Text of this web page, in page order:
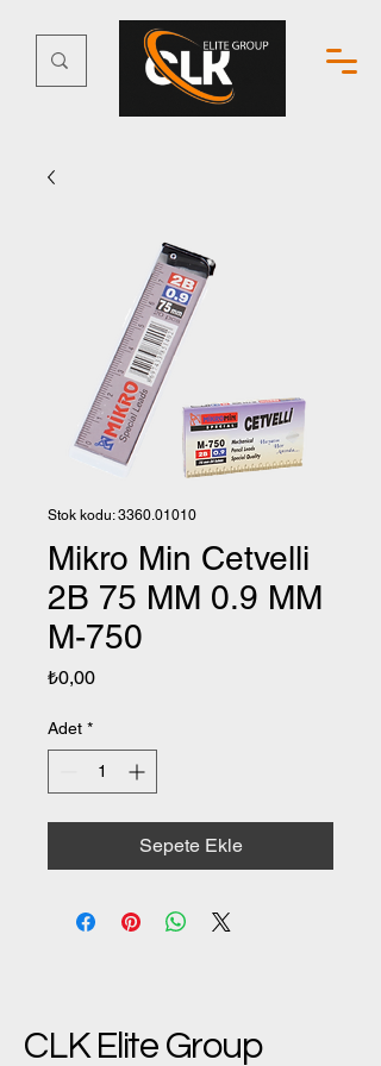
Stok kodu: 3360.01010
Mikro Min Cetvelli
2B 75 MM 0.9 MM
M-750
₺0,00Fiyat
Adet *
Sepete Ekle
CLK Elite Group